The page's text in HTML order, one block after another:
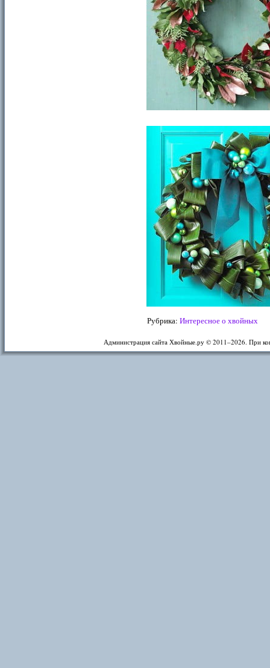
Рубрика: Интересное о хвойных
Администрация сайта Хвойные.ру © 2011–2026. При